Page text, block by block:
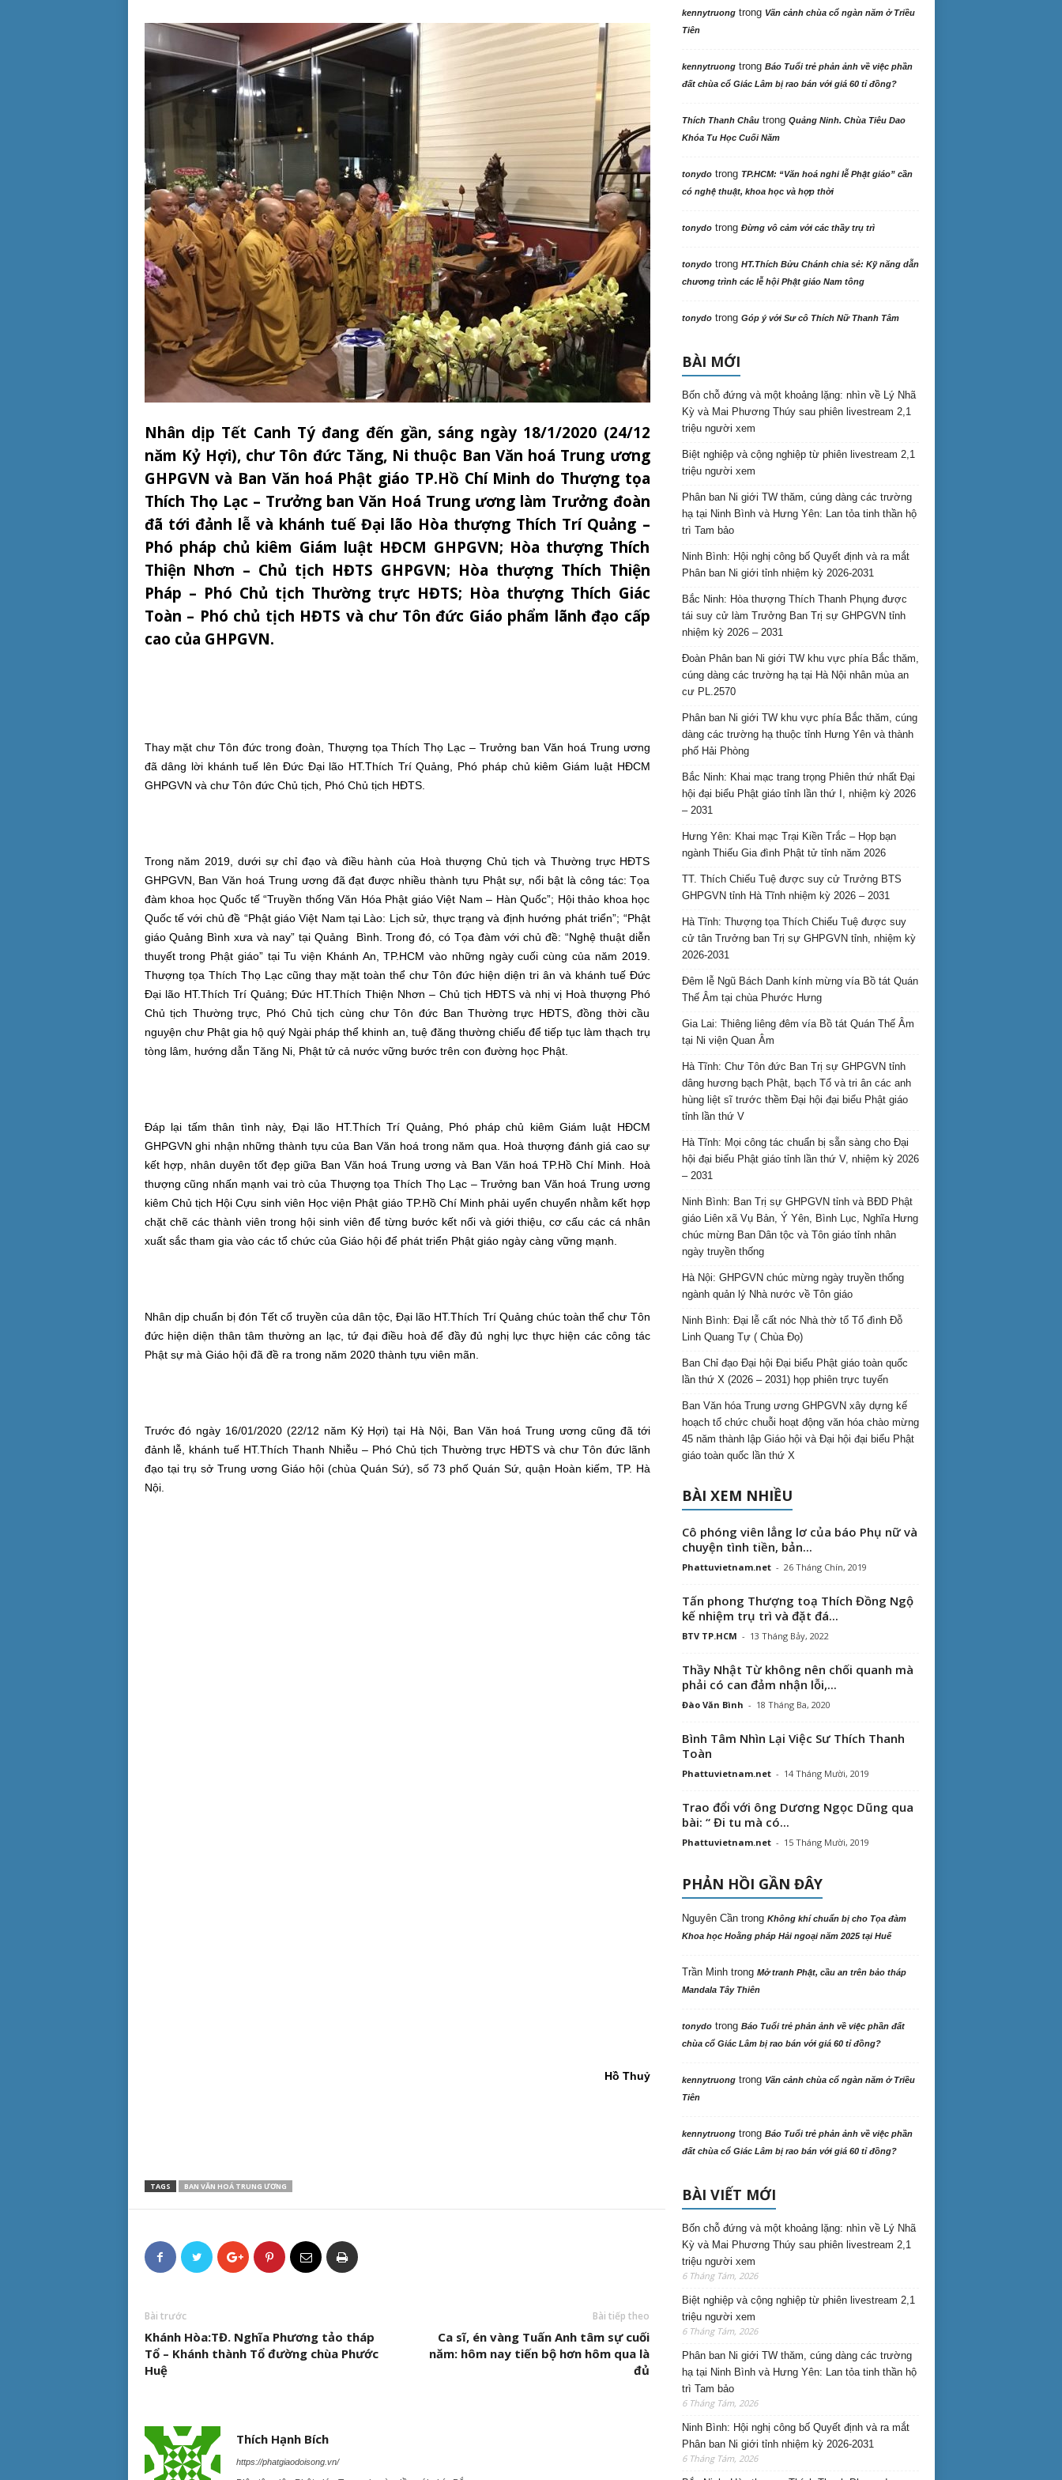
Nhân dịp Tết Canh Tý đang đến gần, sáng ngày 18/1/2020 (24/12
năm Kỷ Hợi), chư Tôn đức Tăng, Ni thuộc Ban Văn hoá Trung ương
GHPGVN và Ban Văn hoá Phật giáo TP.Hồ Chí Minh do Thượng tọa
Thích Thọ Lạc – Trưởng ban Văn Hoá Trung ương làm Trưởng đoàn
đã tới đảnh lễ và khánh tuế Đại lão Hòa thượng Thích Trí Quảng –
Phó pháp chủ kiêm Giám luật HĐCM GHPGVN; Hòa thượng Thích
Thiện Nhơn – Chủ tịch HĐTS GHPGVN; Hòa thượng Thích Thiện
Pháp – Phó Chủ tịch Thường trực HĐTS; Hòa thượng Thích Giác
Toàn – Phó chủ tịch HĐTS và chư Tôn đức Giáo phẩm lãnh đạo cấp
cao của GHPGVN.
Thay mặt chư Tôn đức trong đoàn, Thượng tọa Thích Thọ Lạc – Trưởng ban Văn hoá Trung ương
đã dâng lời khánh tuế lên Đức Đại lão HT.Thích Trí Quảng, Phó pháp chủ kiêm Giám luật HĐCM
GHPGVN và chư Tôn đức Chủ tịch, Phó Chủ tịch HĐTS.
Trong năm 2019, dưới sự chỉ đạo và điều hành của Hoà thượng Chủ tịch và Thường trực HĐTS
GHPGVN, Ban Văn hoá Trung ương đã đạt được nhiều thành tựu Phật sự, nổi bật là công tác: Tọa
đàm khoa học Quốc tế “Truyền thống Văn Hóa Phật giáo Việt Nam – Hàn Quốc”; Hội thảo khoa học
Quốc tế với chủ đề “Phật giáo Việt Nam tại Lào: Lịch sử, thực trạng và định hướng phát triển”; “Phật
giáo Quảng Bình xưa và nay” tại Quảng Bình. Trong đó, có Tọa đàm với chủ đề: “Nghệ thuật diễn
thuyết trong Phật giáo” tại Tu viện Khánh An, TP.HCM vào những ngày cuối cùng của năm 2019.
Thượng tọa Thích Thọ Lạc cũng thay mặt toàn thể chư Tôn đức hiện diện tri ân và khánh tuế Đức
Đại lão HT.Thích Trí Quảng; Đức HT.Thích Thiện Nhơn – Chủ tịch HĐTS và nhị vị Hoà thượng Phó
Chủ tịch Thường trực, Phó Chủ tịch cùng chư Tôn đức Ban Thường trực HĐTS, đồng thời cầu
nguyện chư Phật gia hộ quý Ngài pháp thể khinh an, tuệ đăng thường chiếu để tiếp tục làm thạch trụ
tòng lâm, hướng dẫn Tăng Ni, Phật tử cả nước vững bước trên con đường học Phật.
Đáp lại tấm thân tình này, Đại lão HT.Thích Trí Quảng, Phó pháp chủ kiêm Giám luật HĐCM
GHPGVN ghi nhận những thành tựu của Ban Văn hoá trong năm qua. Hoà thượng đánh giá cao sự
kết hợp, nhân duyên tốt đẹp giữa Ban Văn hoá Trung ương và Ban Văn hoá TP.Hồ Chí Minh. Hoà
thượng cũng nhấn mạnh vai trò của Thượng tọa Thích Thọ Lạc – Trưởng ban Văn hoá Trung ương
kiêm Chủ tịch Hội Cựu sinh viên Học viện Phật giáo TP.Hồ Chí Minh phải uyển chuyển nhằm kết hợp
chặt chẽ các thành viên trong hội sinh viên để từng bước kết nối và giới thiệu, cơ cấu các cá nhân
xuất sắc tham gia vào các tổ chức của Giáo hội để phát triển Phật giáo ngày càng vững mạnh.
Nhân dịp chuẩn bị đón Tết cổ truyền của dân tộc, Đại lão HT.Thích Trí Quảng chúc toàn thể chư Tôn
đức hiện diện thân tâm thường an lạc, tứ đại điều hoà để đầy đủ nghị lực thực hiện các công tác
Phật sự mà Giáo hội đã đề ra trong năm 2020 thành tựu viên mãn.
Trước đó ngày 16/01/2020 (22/12 năm Kỷ Hợi) tại Hà Nội, Ban Văn hoá Trung ương cũng đã tới
đảnh lễ, khánh tuế HT.Thích Thanh Nhiễu – Phó Chủ tịch Thường trực HĐTS và chư Tôn đức lãnh
đạo tại trụ sở Trung ương Giáo hội (chùa Quán Sứ), số 73 phố Quán Sứ, quận Hoàn kiếm, TP. Hà
Nội.
Hồ Thuỷ
TAGS BAN VĂN HOÁ TRUNG ƯƠNG
Bài trước
Khánh Hòa:TĐ. Nghĩa Phương tảo tháp
Tổ – Khánh thành Tổ đường chùa Phước
Huệ
Bài tiếp theo
Ca sĩ, én vàng Tuấn Anh tâm sự cuối
năm: hôm nay tiến bộ hơn hôm qua là
đủ
Thích Hạnh Bích
https://phatgiaodoisong.vn/
kennytruongtrong Vãn cảnh chùa cổ ngàn năm ở Triều
Tiên
kennytruongtrong Báo Tuổi trẻ phản ảnh về việc phần
đất chùa cổ Giác Lâm bị rao bán với giá 60 tỉ đồng?
Thích Thanh Châutrong Quảng Ninh. Chùa Tiêu Dao
Khóa Tu Học Cuối Năm
tonydotrong TP.HCM: “Văn hoá nghi lễ Phật giáo” cần
có nghệ thuật, khoa học và hợp thời
tonydotrong Đừng vô cảm với các thầy trụ trì
tonydotrong HT.Thích Bửu Chánh chia sẻ: Kỹ năng dẫn
chương trình các lễ hội Phật giáo Nam tông
tonydotrong Góp ý với Sư cô Thích Nữ Thanh Tâm
BÀI MỚI
Bốn chỗ đứng và một khoảng lặng: nhìn về Lý Nhã
Kỳ và Mai Phương Thúy sau phiên livestream 2,1
triệu người xem
Biệt nghiệp và cộng nghiệp từ phiên livestream 2,1
triệu người xem
Phân ban Ni giới TW thăm, cúng dàng các trường
hạ tại Ninh Bình và Hưng Yên: Lan tỏa tinh thần hộ
trì Tam bảo
Ninh Bình: Hội nghị công bố Quyết định và ra mắt
Phân ban Ni giới tỉnh nhiệm kỳ 2026-2031
Bắc Ninh: Hòa thượng Thích Thanh Phụng được
tái suy cử làm Trưởng Ban Trị sự GHPGVN tỉnh
nhiệm kỳ 2026 – 2031
Đoàn Phân ban Ni giới TW khu vực phía Bắc thăm,
cúng dàng các trường hạ tại Hà Nội nhân mùa an
cư PL.2570
Phân ban Ni giới TW khu vực phía Bắc thăm, cúng
dàng các trường hạ thuộc tỉnh Hưng Yên và thành
phố Hải Phòng
Bắc Ninh: Khai mạc trang trọng Phiên thứ nhất Đại
hội đại biểu Phật giáo tỉnh lần thứ I, nhiệm kỳ 2026
– 2031
Hưng Yên: Khai mạc Trại Kiền Trắc – Họp bạn
ngành Thiếu Gia đình Phật tử tỉnh năm 2026
TT. Thích Chiếu Tuệ được suy cử Trưởng BTS
GHPGVN tỉnh Hà Tĩnh nhiệm kỳ 2026 – 2031
Hà Tĩnh: Thượng tọa Thích Chiếu Tuệ được suy
cử tân Trưởng ban Trị sự GHPGVN tỉnh, nhiệm kỳ
2026-2031
Đêm lễ Ngũ Bách Danh kính mừng vía Bồ tát Quán
Thế Âm tại chùa Phước Hưng
Gia Lai: Thiêng liêng đêm vía Bồ tát Quán Thế Âm
tại Ni viện Quan Âm
Hà Tĩnh: Chư Tôn đức Ban Trị sự GHPGVN tỉnh
dâng hương bạch Phật, bạch Tổ và tri ân các anh
hùng liệt sĩ trước thềm Đại hội đại biểu Phật giáo
tỉnh lần thứ V
Hà Tĩnh: Mọi công tác chuẩn bị sẵn sàng cho Đại
hội đại biểu Phật giáo tỉnh lần thứ V, nhiệm kỳ 2026
– 2031
Ninh Bình: Ban Trị sự GHPGVN tỉnh và BĐD Phật
giáo Liên xã Vụ Bản, Ý Yên, Bình Lục, Nghĩa Hưng
chúc mừng Ban Dân tộc và Tôn giáo tỉnh nhân
ngày truyền thống
Hà Nội: GHPGVN chúc mừng ngày truyền thống
ngành quản lý Nhà nước về Tôn giáo
Ninh Bình: Đại lễ cất nóc Nhà thờ tổ Tổ đình Đỗ
Linh Quang Tự ( Chùa Đọ)
Ban Chỉ đạo Đại hội Đại biểu Phật giáo toàn quốc
lần thứ X (2026 – 2031) họp phiên trực tuyến
Ban Văn hóa Trung ương GHPGVN xây dựng kế
hoạch tổ chức chuỗi hoạt động văn hóa chào mừng
45 năm thành lập Giáo hội và Đại hội đại biểu Phật
giáo toàn quốc lần thứ X
BÀI XEM NHIỀU
Cô phóng viên lẳng lơ của báo Phụ nữ và
chuyện tình tiền, bản...
Phattuvietnam.net - 26 Tháng Chín, 2019
Tấn phong Thượng toạ Thích Đồng Ngộ
kế nhiệm trụ trì và đặt đá...
BTV TP.HCM - 13 Tháng Bảy, 2022
Thầy Nhật Từ không nên chối quanh mà
phải có can đảm nhận lỗi,...
Đào Văn Bình - 18 Tháng Ba, 2020
Bình Tâm Nhìn Lại Việc Sư Thích Thanh
Toàn
Phattuvietnam.net - 14 Tháng Mười, 2019
Trao đổi với ông Dương Ngọc Dũng qua
bài: “ Đi tu mà có...
Phattuvietnam.net - 15 Tháng Mười, 2019
PHẢN HỒI GẦN ĐÂY
Nguyên Cầntrong Không khí chuẩn bị cho Tọa đàm
Khoa học Hoằng pháp Hải ngoại năm 2025 tại Huế
Trần Minhtrong Mở tranh Phật, cầu an trên bảo tháp
Mandala Tây Thiên
tonydotrong Báo Tuổi trẻ phản ảnh về việc phần đất
chùa cổ Giác Lâm bị rao bán với giá 60 tỉ đồng?
kennytruongtrong Vãn cảnh chùa cổ ngàn năm ở Triều
Tiên
kennytruongtrong Báo Tuổi trẻ phản ảnh về việc phần
đất chùa cổ Giác Lâm bị rao bán với giá 60 tỉ đồng?
BÀI VIẾT MỚI
Bốn chỗ đứng và một khoảng lặng: nhìn về Lý Nhã
Kỳ và Mai Phương Thúy sau phiên livestream 2,1
triệu người xem
6 Tháng Tám, 2026
Biệt nghiệp và cộng nghiệp từ phiên livestream 2,1
triệu người xem
6 Tháng Tám, 2026
Phân ban Ni giới TW thăm, cúng dàng các trường
hạ tại Ninh Bình và Hưng Yên: Lan tỏa tinh thần hộ
trì Tam bảo
6 Tháng Tám, 2026
Ninh Bình: Hội nghị công bố Quyết định và ra mắt
Phân ban Ni giới tỉnh nhiệm kỳ 2026-2031
6 Tháng Tám, 2026